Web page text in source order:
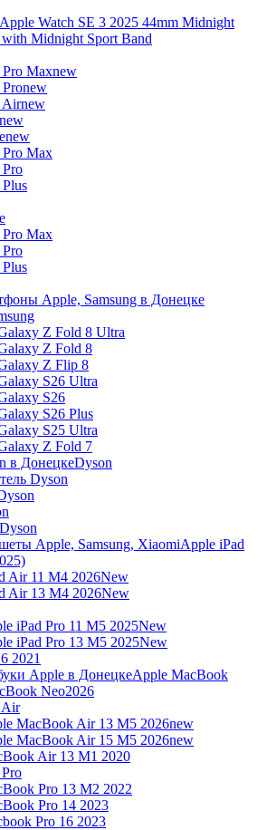
Pro Maxnew
new
Airnew
new
new
Pro Max
Pro Max
Z Fold 8 Ultra
Z Fold 8
Z Flip 8
S26 Ultra
S26
S26 Plus
S25 Ultra
Z Fold 7
Dyson
Dyson
Apple iPad
Air 11 M4 2026New
Air 13 M4 2026New
iPad Pro 11 M5 2025New
iPad Pro 13 M5 2025New
2021
Apple MacBook
Neo2026
Air
MacBook Air 13 M5 2026new
MacBook Air 15 M5 2026new
Air 13 M1 2020
Pro 13 M2 2022
Pro 14 2023
Pro 16 2023